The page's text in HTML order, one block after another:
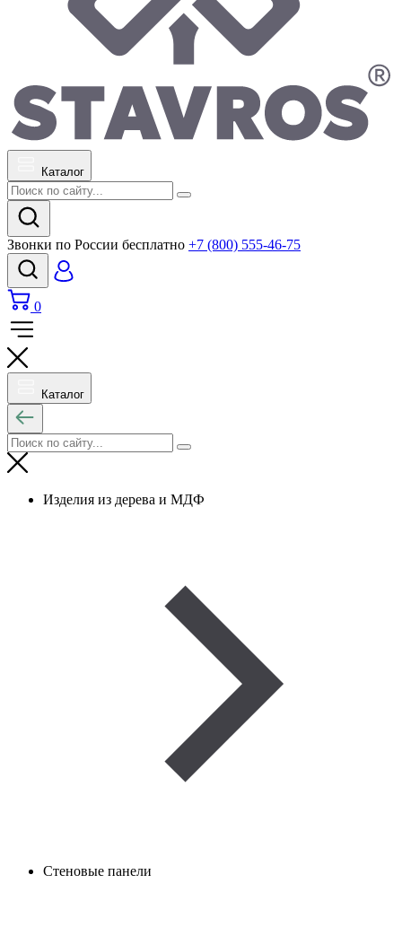
Каталог
Звонки по России бесплатно +7 (800) 555-46-75
0
Каталог
Изделия из дерева и МДФ
Стеновые панели